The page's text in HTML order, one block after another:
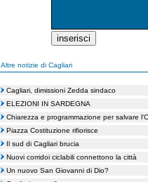
Altre notizie di Cagliari
Cagliari, dimissioni Zedda sindaco
ELEZIONI IN SARDEGNA
Chiarezza e programmazione per salvare
Piazza Costituzione rifiorisce
Il sud di Cagliari brucia
Nuovi corridoi ciclabili connettono la città
Un nuovo San Giovanni di Dio?